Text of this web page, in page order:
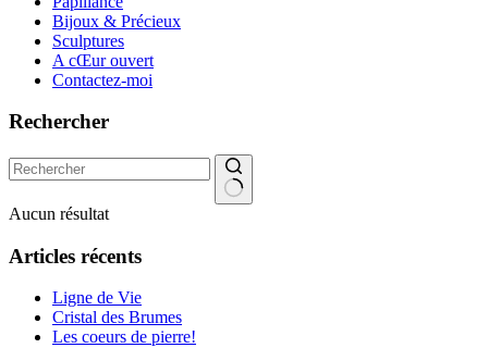
Bijoux & Précieux
Sculptures
A cŒur ouvert
Contactez-moi
Rechercher
Aucun résultat
Articles récents
Ligne de Vie
Cristal des Brumes
Les coeurs de pierre!